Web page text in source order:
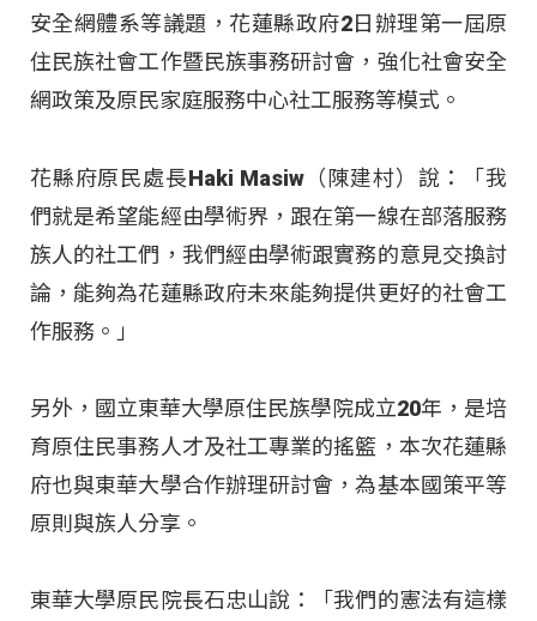
安全網體系等議題，花蓮縣政府2日辦理第一屆原
住民族社會工作暨民族事務研討會，強化社會安全
網政策及原民家庭服務中心社工服務等模式。
花縣府原民處長Haki Masiw（陳建村）說：「我
們就是希望能經由學術界，跟在第一線在部落服務
族人的社工們，我們經由學術跟實務的意見交換討
論，能夠為花蓮縣政府未來能夠提供更好的社會工
作服務。」
另外，國立東華大學原住民族學院成立20年，是培
育原住民事務人才及社工專業的搖籃，本次花蓮縣
府也與東華大學合作辦理研討會，為基本國策平等
原則與族人分享。
東華大學原民院長石忠山說：「我們的憲法有這樣